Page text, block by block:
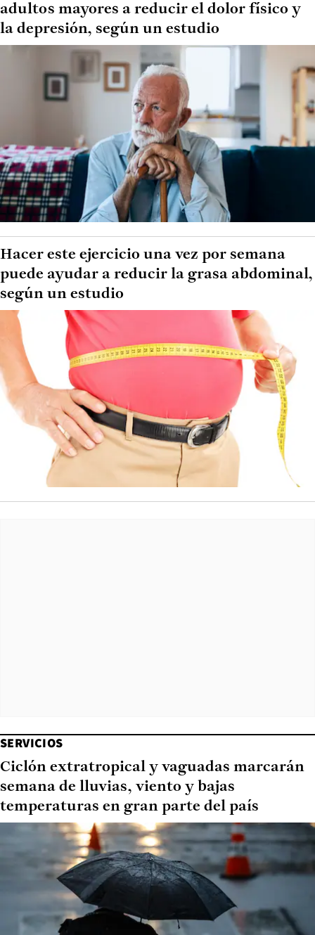
adultos mayores a reducir el dolor físico y
la depresión, según un estudio
Hacer este ejercicio una vez por semana
puede ayudar a reducir la grasa abdominal,
según un estudio
SERVICIOS
Ciclón extratropical y vaguadas marcarán
semana de lluvias, viento y bajas
temperaturas en gran parte del país